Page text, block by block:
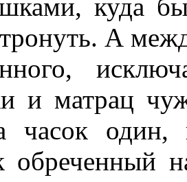
куда
А
и матрац
часок один,
обреченный